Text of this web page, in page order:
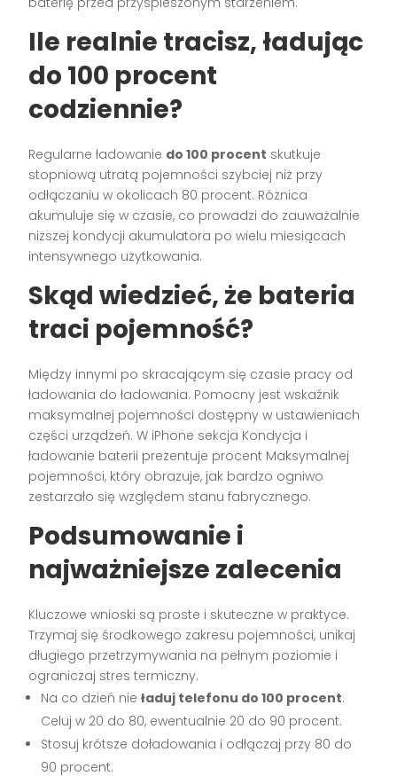
Ile realnie tracisz, ładując
do 100 procent
codziennie?
Regularne ładowanie do 100 procent skutkuje
stopniową utratą pojemności szybciej niż przy
odłączaniu w okolicach 80 procent. Różnica
akumuluje się w czasie, co prowadzi do zauważalnie
niższej kondycji akumulatora po wielu miesiącach
intensywnego użytkowania.
Skąd wiedzieć, że bateria
traci pojemność?
Między innymi po skracającym się czasie pracy od
ładowania do ładowania. Pomocny jest wskaźnik
maksymalnej pojemności dostępny w ustawieniach
części urządzeń. W iPhone sekcja Kondycja i
ładowanie baterii prezentuje procent Maksymalnej
pojemności, który obrazuje, jak bardzo ogniwo
zestarzało się względem stanu fabrycznego.
Podsumowanie i
najważniejsze zalecenia
Kluczowe wnioski są proste i skuteczne w praktyce.
Trzymaj się środkowego zakresu pojemności, unikaj
długiego przetrzymywania na pełnym poziomie i
ograniczaj stres termiczny.
Na co dzień nieładuj telefonu do 100 procent.
Celuj w 20 do 80, ewentualnie 20 do 90 procent.
Stosuj krótsze doładowania i odłączaj przy 80 do
90 procent.